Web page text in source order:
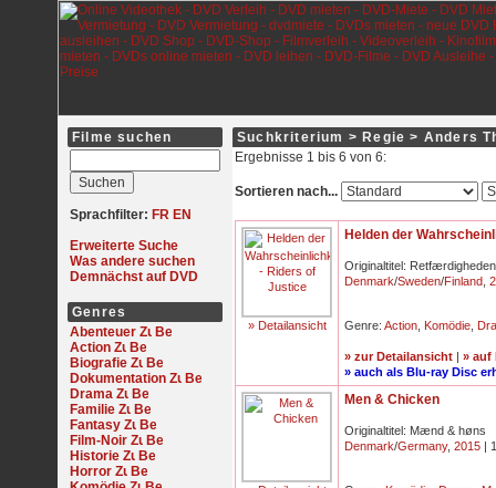
Filme suchen
Sprachfilter: FR EN
Erweiterte Suche
Was andere suchen
Demnächst auf DVD
Genres
Abenteuer
Action
Biografie
Dokumentation
Drama
Familie
Fantasy
Film-Noir
Historie
Horror
Suchkriterium > Regie > Anders
Ergebnisse 1 bis 6 von 6:
Sortieren nach...
» Detailansicht
Helden der
Originaltitel:
Denmark/Sweden/Finland
Genre: Action Komödie
» zur Detailansicht | » auf
» auch als Blu-ray Disc
Men & Chicken
Originaltitel: Mænd & høns
Denmark/Germany, 2015 |